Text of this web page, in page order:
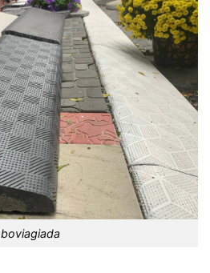
boviagiada